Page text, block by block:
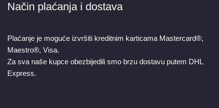
Način plaćanja i dostava
Plaćanje je moguće izvršiti kreditnim karticama Mastercard®,
Maestro®, Visa.
Za sva naše kupce obezbijedili smo brzu dostavu putem DHL
Express.